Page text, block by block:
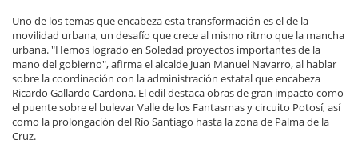
Uno de los temas que encabeza esta transformación es el de la
movilidad urbana, un desafío que crece al mismo ritmo que la mancha
urbana. "Hemos logrado en Soledad proyectos importantes de la
mano del gobierno", afirma el alcalde Juan Manuel Navarro, al hablar
sobre la coordinación con la administración estatal que encabeza
Ricardo Gallardo Cardona. El edil destaca obras de gran impacto como
el puente sobre el bulevar Valle de los Fantasmas y circuito Potosí, así
como la prolongación del Río Santiago hasta la zona de Palma de la
Cruz.